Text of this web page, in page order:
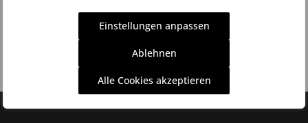
Einstellungen anpassen
Ablehnen
Alle Cookies akzeptieren